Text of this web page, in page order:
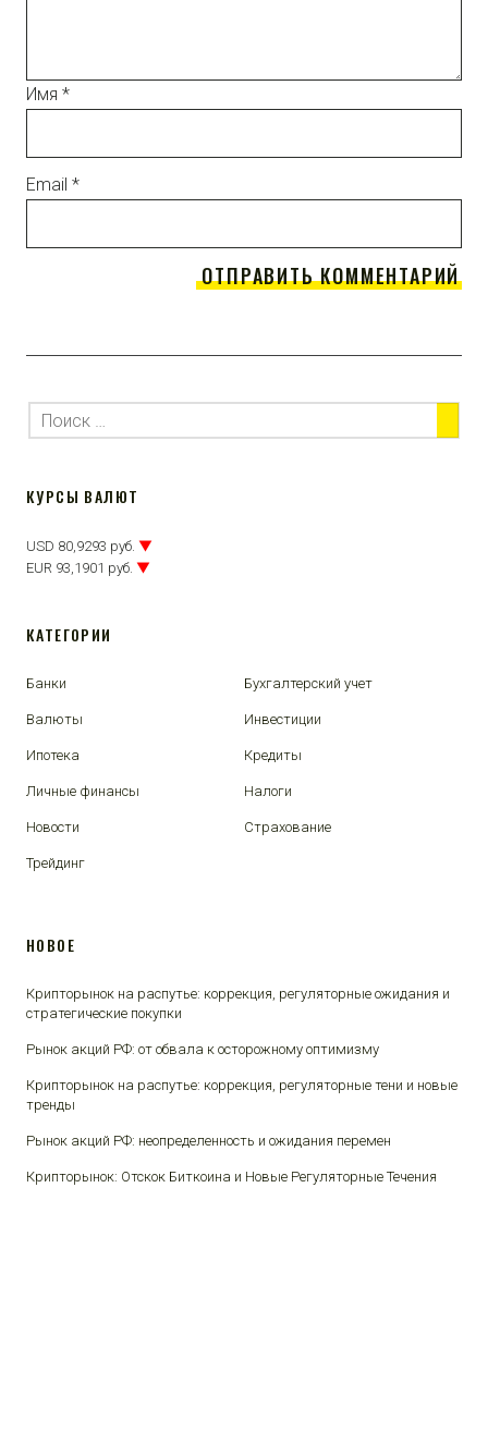
Имя *
Email *
КУРСЫ ВАЛЮТ
USD 80,9293 руб. ▼
EUR 93,1901 руб. ▼
КАТЕГОРИИ
Банки Бухгалтерский учет
Валюты Инвестиции
Ипотека Кредиты
Личные финансы Налоги
Новости Страхование
Трейдинг
НОВОЕ
Крипторынок на распутье: коррекция, регуляторные ожидания и
стратегические покупки
Рынок акций РФ: от обвала к осторожному оптимизму
Крипторынок на распутье: коррекция, регуляторные тени и новые
тренды
Рынок акций РФ: неопределенность и ожидания перемен
Крипторынок: Отскок Биткоина и Новые Регуляторные Течения